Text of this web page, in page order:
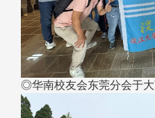
◎华南校友会东莞分会于